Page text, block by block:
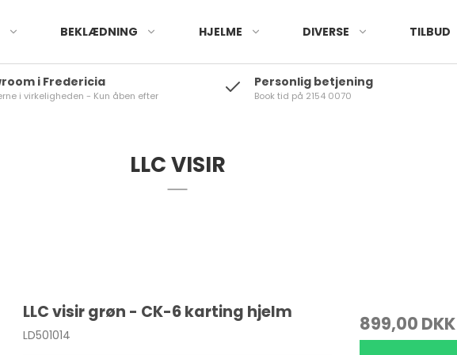
Visir
Karting hjelme
Banerace
BEKLÆDNING
kørehandsker
Karting køresko
Karting undertøj
HJELME
hjelme
DIVERSE
Laptimere
Outlet Karting
TILBUD
i Fredericia
i virkeligheden - Kun åben efter
Personlig betjening
Book tid på 2154 0070
LLC VISIR
LLC visir grøn - CK-6 karting hjelm
LD501014 899,00 DKK